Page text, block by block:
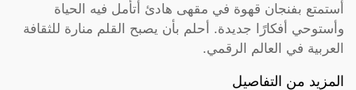
أستمتع بفنجان قهوة في مقهى هادئ أتأمل فيه الحياة
وأستوحي أفكارًا جديدة. أحلم بأن يصبح القلم منارة للثقافة
العربية في العالم الرقمي.
المزيد من التفاصيل